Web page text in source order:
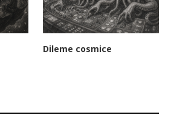
Dileme cosmice